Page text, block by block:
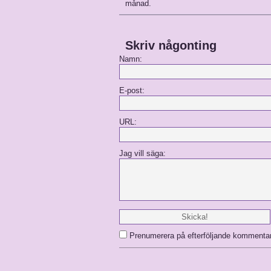
månad.
Skriv någonting
Namn:
E-post:
URL:
Jag vill säga:
Prenumerera på efterföljande